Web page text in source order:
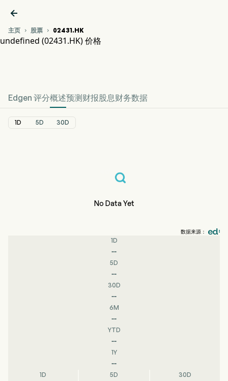

主页  股票  02431.HK
undefined (02431.HK) 价格
Edgen 评分概述预测 财报股息财务数据
1D 5D 30D
No Data Yet
数据来源：
1D
--
5D
--
30D
--
6M
--
YTD
--
1Y
--
1D 5D 30D